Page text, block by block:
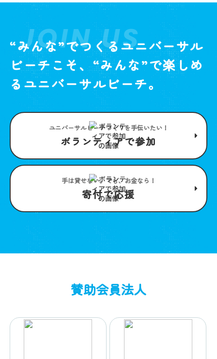
JOIN US
“みんな”でつくるユニバーサル
ビーチこそ、“みんな”で楽しめ
るユニバーサルビーチ。
ユニバーサルビーチつくりを手伝いたい！
ボランティアで参加
手は貸せない。でも、お金なら！
寄付で応援
賛助会員法人